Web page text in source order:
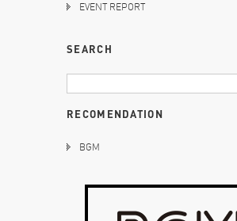
EVENT REPORT
SEARCH
RECOMENDATION
BGM